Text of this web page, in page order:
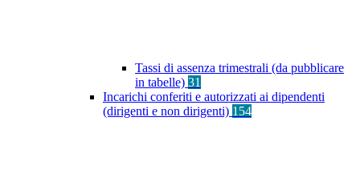
Tassi di assenza trimestrali (da pubblicare
in tabelle) 31
Incarichi conferiti e autorizzati ai dipendenti
(dirigenti e non dirigenti) 154